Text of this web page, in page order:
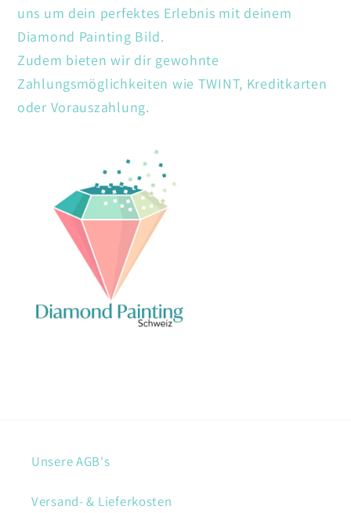
uns um dein perfektes Erlebnis mit deinem
Diamond Painting Bild.
Zudem bieten wir dir gewohnte
Zahlungsmöglichkeiten wie TWINT, Kreditkarten
oder Vorauszahlung.
Unsere AGB's
Versand- & Lieferkosten